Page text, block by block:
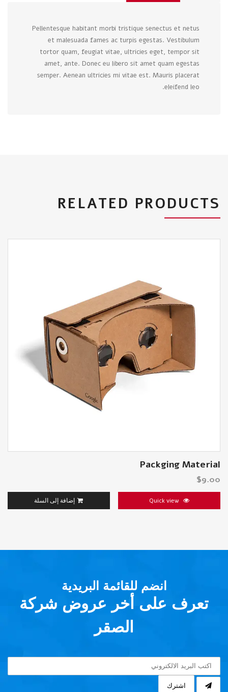
Pellentesque habitant morbi tristique senectus et netus
et malesuada fames ac turpis egestas. Vestibulum
tortor quam, feugiat vitae, ultricies eget, tempor sit
amet, ante. Donec eu libero sit amet quam egestas
semper. Aenean ultricies mi vitae est. Mauris placerat
eleifend leo.
RELATED PRODUCTS
Packging Material
$9.00
إضافة إلى السلة
انضم للقائمة البريدية
تعرف على أخر عروض شركة
الصقر
اشترك